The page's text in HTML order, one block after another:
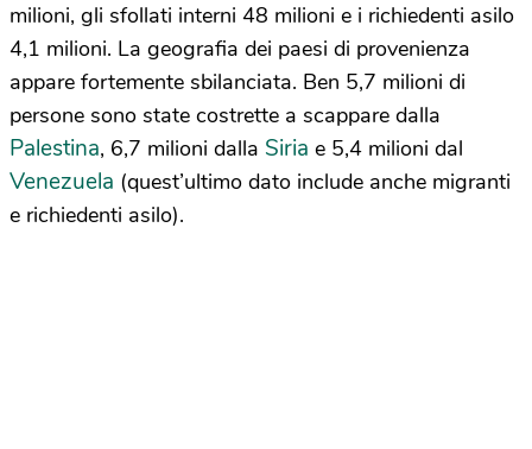
milioni, gli sfollati interni 48 milioni e i richiedenti asilo
4,1 milioni. La geografia dei paesi di provenienza
appare fortemente sbilanciata. Ben 5,7 milioni di
persone sono state costrette a scappare dalla
Palestina, 6,7 milioni dalla Siria e 5,4 milioni dal
Venezuela (quest’ultimo dato include anche migranti
e richiedenti asilo).